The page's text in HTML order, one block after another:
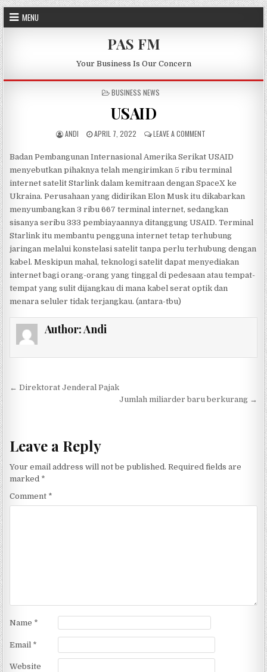
Skip to content
MENU
PAS FM
Your Business Is Our Concern
POSTED IN
BUSINESS NEWS
USAID
AUTHOR:
ANDI PUBLISHED DATE:
APRIL 7, 2022 LEAVE A COMMENTON USAID
Badan Pembangunan Internasional Amerika Serikat USAID
menyebutkan pihaknya telah mengirimkan 5 ribu terminal
internet satelit Starlink dalam kemitraan dengan SpaceX ke
Ukraina. Perusahaan yang didirikan Elon Musk itu dikabarkan
menyumbangkan 3 ribu 667 terminal internet, sedangkan
sisanya seribu 333 pembiayaannya ditanggung USAID. Terminal
Starlink itu membantu pengguna internet tetap terhubung
jaringan melalui konstelasi satelit tanpa perlu terhubung dengan
kabel. Meskipun mahal, teknologi satelit dapat menyediakan
internet bagi orang-orang yang tinggal di pedesaan atau tempat-
tempat yang sulit dijangkau di mana kabel serat optik dan
menara seluler tidak terjangkau. (antara-tbu)
Author:Andi
Post navigation
← Direktorat Jenderal Pajak
Jumlah miliarder baru berkurang →
Leave a Reply
Your email address will not be published. Required fields are
marked *
Comment *
Name *
Email *
Website